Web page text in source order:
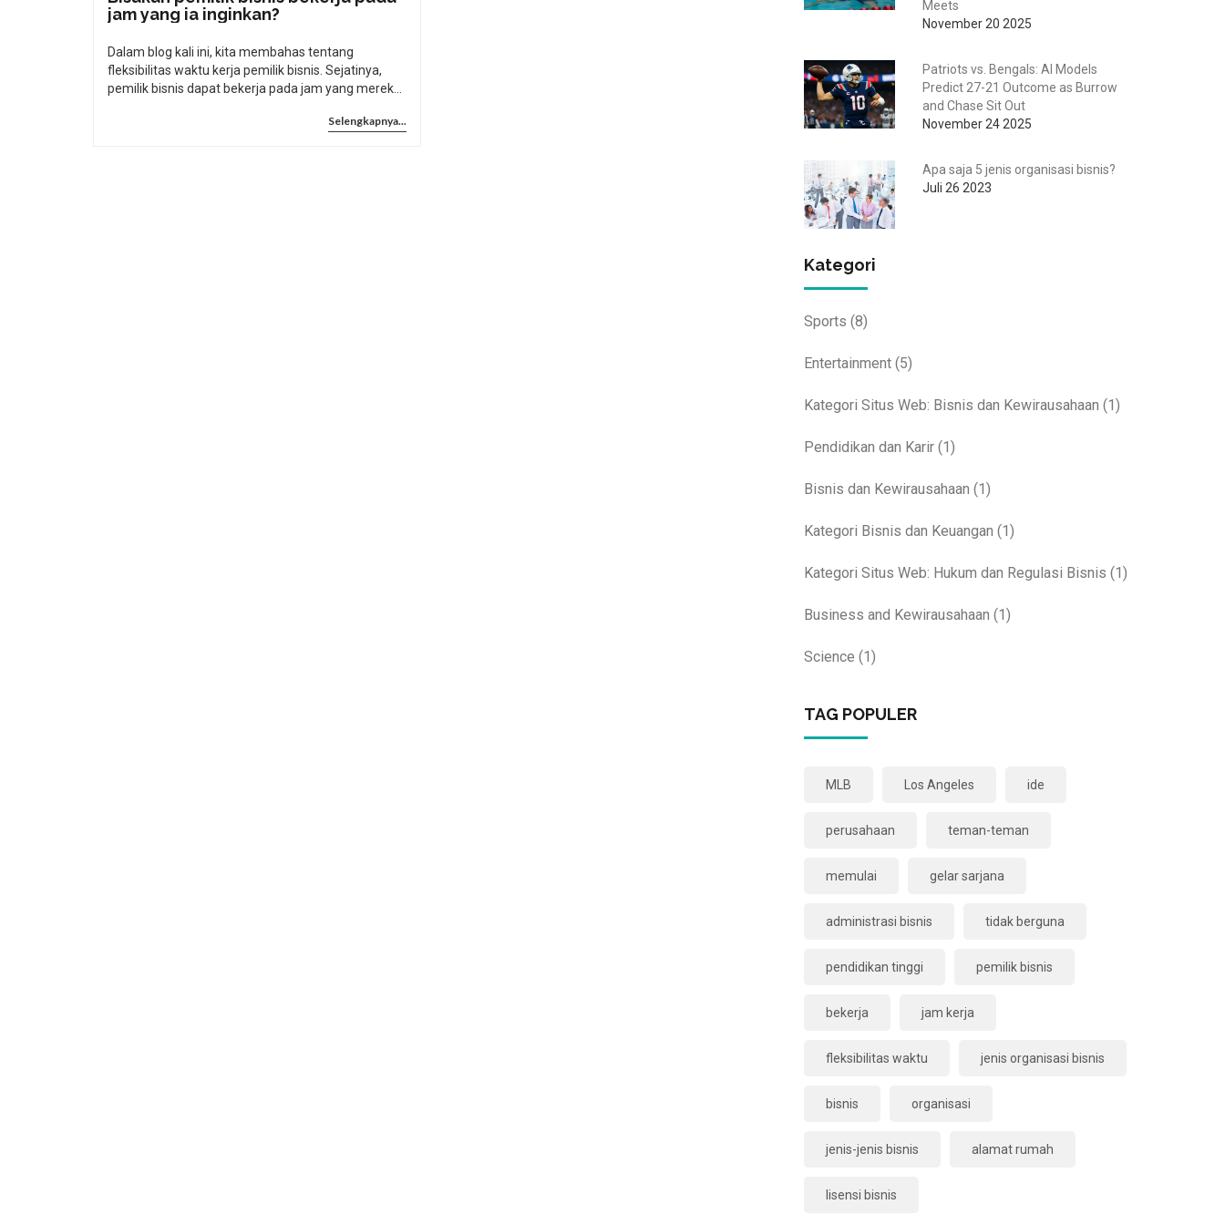
jam yang ia inginkan?
Dalam blog kali ini, kita membahas tentang
fleksibilitas waktu kerja pemilik bisnis. Sejatinya,
pemilik bisnis dapat bekerja pada jam yang mereka
berbagai faktor, seperti kebutuhan pasar danSelengkapnya...
Meets
November 20 2025
Patriots vs. Bengals: AI Models
Predict 27-21 Outcome as Burrow
and Chase Sit Out
November 24 2025
Apa saja 5 jenis organisasi bisnis?
Juli 26 2023
Kategori
Sports (8)
Entertainment (5)
Kategori Situs Web: Bisnis dan Kewirausahaan (1)
Pendidikan dan Karir (1)
Bisnis dan Kewirausahaan (1)
Kategori Bisnis dan Keuangan (1)
Kategori Situs Web: Hukum dan Regulasi Bisnis (1)
Business and Kewirausahaan (1)
Science (1)
TAG POPULER
MLB Los Angeles ide
perusahaan teman-teman
memulai gelar sarjana
administrasi bisnis tidak berguna
pendidikan tinggi pemilik bisnis
bekerja jam kerja
fleksibilitas waktu jenis organisasi bisnis
bisnis organisasi
jenis-jenis bisnis alamat rumah
lisensi bisnis